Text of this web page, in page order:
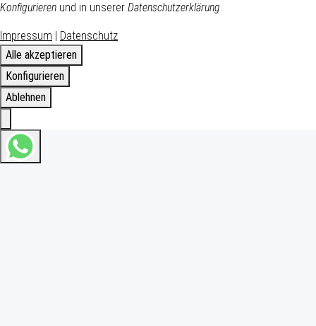
Konfigurieren und in unserer Datenschutzerklärung.
Impressum | Datenschutz
Alle akzeptieren
Konfigurieren
Ablehnen